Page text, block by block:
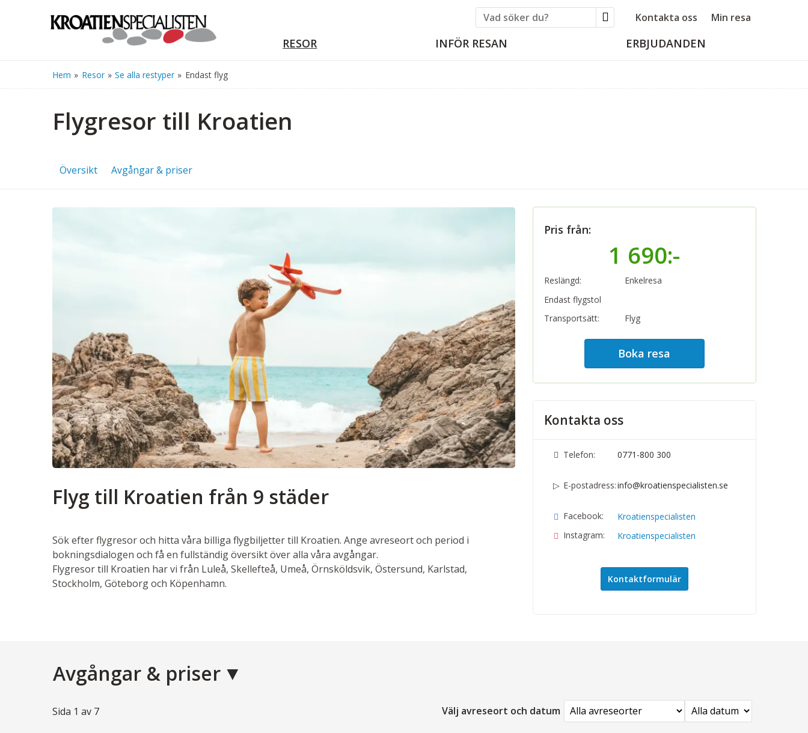
Kontakta oss Min resa
RESOR INFÖR RESAN ERBJUDANDEN
Hem » Resor » Se alla restyper » Endast flyg
Flygresor till Kroatien
Översikt Avgångar & priser
Flyg till Kroatien från 9 städer
Sök efter flygresor och hitta våra billiga flygbiljetter till Kroatien. Ange avreseort och period i
bokningsdialogen och få en fullständig översikt över alla våra avgångar.
Flygresor till Kroatien har vi från Luleå, Skellefteå, Umeå, Örnsköldsvik, Östersund, Karlstad,
Stockholm, Göteborg och Köpenhamn.
Pris från:
1 690:-
Reslängd:
Enkelresa
Endast flygstol
Transportsätt:
Flyg
Boka resa
Kontakta oss
Telefon: 0771-800 300
E-postadress:info@kroatienspecialisten.se
Facebook:
Kroatienspecialisten
Instagram:
Kroatienspecialisten
Kontaktformulär
Avgångar & priser
Sida 1 av 7 Välj avreseort och datum